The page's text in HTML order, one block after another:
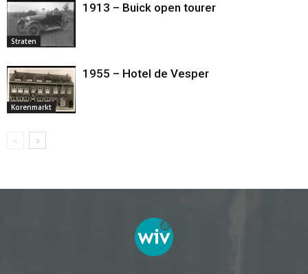
Straten
1913 – Buick open tourer
Korenmarkt
1955 – Hotel de Vesper